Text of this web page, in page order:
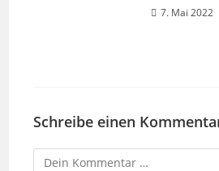
7. Mai 2022
Schreibe einen
Kommentar